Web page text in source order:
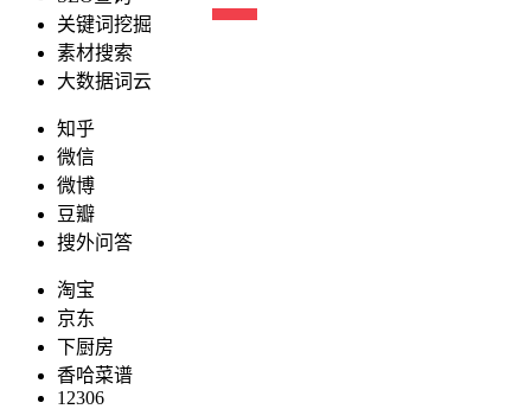
关键词挖掘
素材搜索
大数据词云
知乎
微信
微博
豆瓣
搜外问答
淘宝
京东
下厨房
香哈菜谱
12306